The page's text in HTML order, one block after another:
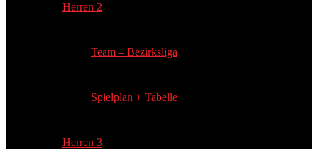
Herren 2
Team – Bezirksliga
Spielplan + Tabelle
Herren 3